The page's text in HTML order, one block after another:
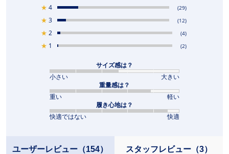
★ 4 (29)
★ 3 (12)
★ 2 (4)
★ 1 (2)
サイズ感は？
小さい
大きい
重量感は？
重い
軽い
履き心地は？
快適ではない
快適
ユーザーレビュー （154） スタッフレビュー（3）